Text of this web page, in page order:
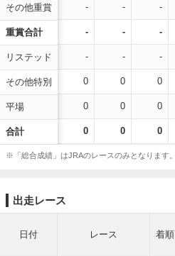
その他重賞
重賞合計
リステッド
その他特別
平場
合計
- - -
- - -
- - -
0 0 0
0 0 0
0 0 0
※「総合成績」はJRAのレースのみとなります。
出走レース
日付 レース 着順